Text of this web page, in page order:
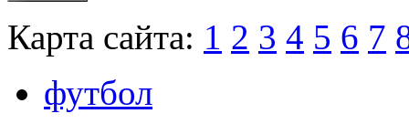
Карта сайта: 1 2 3 4 5 6 7
футбол